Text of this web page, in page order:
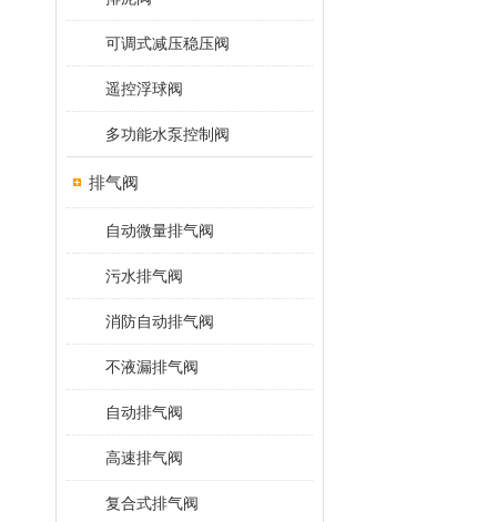
可调式减压稳压阀
遥控浮球阀
多功能水泵控制阀
排气阀
自动微量排气阀
污水排气阀
消防自动排气阀
不液漏排气阀
自动排气阀
高速排气阀
复合式排气阀